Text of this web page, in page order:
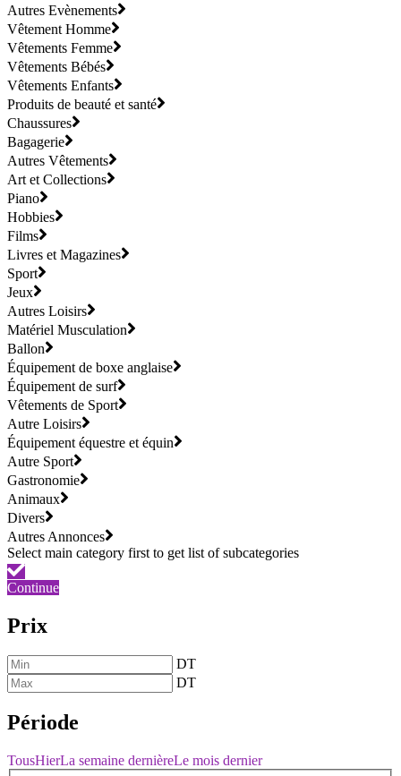
Autres Evènements
Vêtement Homme
Vêtements Femme
Vêtements Bébés
Vêtements Enfants
Produits de beauté et santé
Chaussures
Bagagerie
Autres Vêtements
Art et Collections
Piano
Hobbies
Films
Livres et Magazines
Sport
Jeux
Autres Loisirs
Matériel Musculation
Ballon
Équipement de boxe anglaise
Équipement de surf
Vêtements de Sport
Autre Loisirs
Équipement équestre et équin
Autre Sport
Gastronomie
Animaux
Divers
Autres Annonces
Continue
Prix
DT
DT
Période
TousHierLa semaine dernièreLe mois dernier